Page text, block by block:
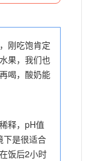
刚吃饱肯定
果，我们也
喝，酸奶能
释，pH值
下是很适合
饭后2小时